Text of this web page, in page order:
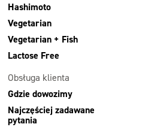
Hashimoto
Vegetarian
Vegetarian + Fish
Lactose Free
Obsługa klienta
Gdzie dowozimy
Najczęściej zadawane
pytania